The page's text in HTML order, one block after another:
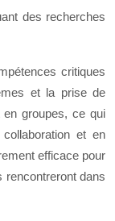
des recherches
critiques
et la prise de
en groupes, ce qui
et en
efficace pour
rencontreront dans